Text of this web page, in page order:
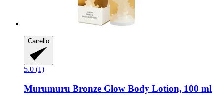
Carrello
5.0 (1)
Murumuru Bronze Glow Body Lotion, 100 ml